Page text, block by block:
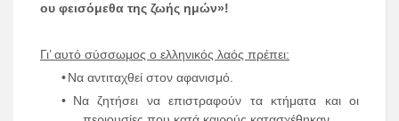
ου φεισόμεθα της ζωής ημών»!
Γι’ αυτό σύσσωμος ο ελληνικός λαός πρέπει:
•Να αντιταχθεί στον αφανισμό.
• Να ζητήσει να επιστραφούν τα κτήματα και οι